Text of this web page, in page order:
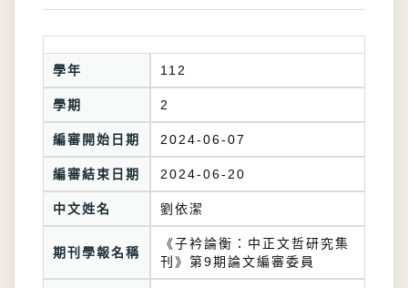
學年 112
學期 2
編審開始日期 2024-06-07
編審結束日期 2024-06-20
中文姓名 劉依潔
期刊學報名稱
《子衿論衡：中正文哲研究集
刊》第9期論文編審委員